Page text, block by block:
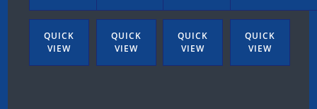
QUICK
VIEW
QUICK
VIEW
QUICK
VIEW
QUICK
VIEW